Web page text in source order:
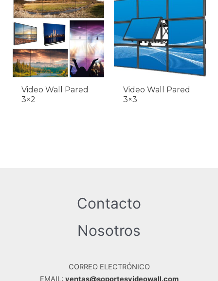
Video Wall Pared
3×2
Video Wall Pared
3×3
Contacto
Nosotros
CORREO ELECTRÓNICO